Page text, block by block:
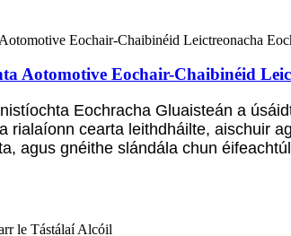
Aotomotive Eochair-Chaibinéid
Eochracha Gluaisteán a
rialaíonn cearta leithdháilte, aischuir
agus gnéithe slándála chun